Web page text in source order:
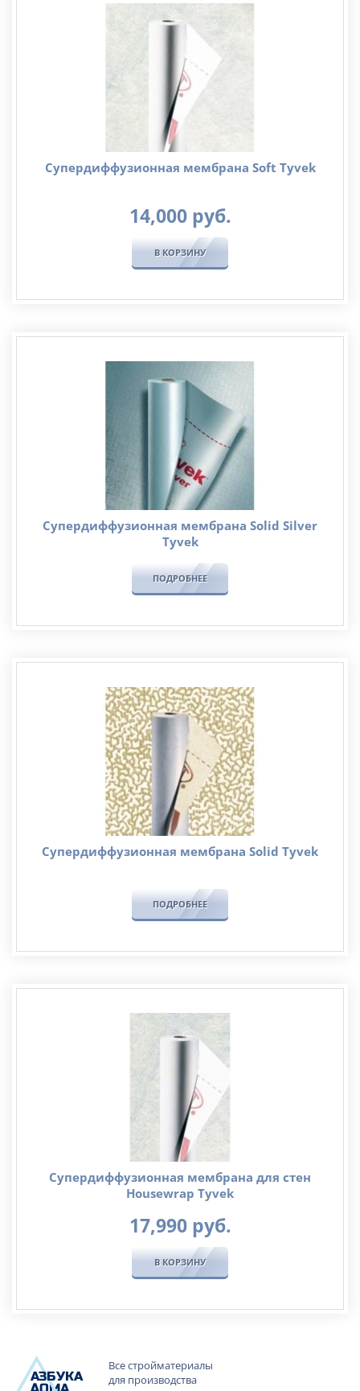
Супердиффузионная мембрана Soft Tyvek
14,000руб.
В КОРЗИНУ
Супердиффузионная мембрана Solid Silver
Tyvek
ПОДРОБНЕЕ
Супердиффузионная мембрана Solid Tyvek
ПОДРОБНЕЕ
Супердиффузионная мембрана для стен
Housewrap Tyvek
17,990руб.
В КОРЗИНУ
ОМА
АЗБУКА
Все стройматериалы
для производства